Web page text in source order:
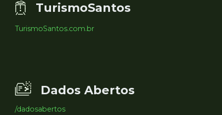
TurismoSantos
TurismoSantos.com.br
Dados Abertos
/dadosabertos